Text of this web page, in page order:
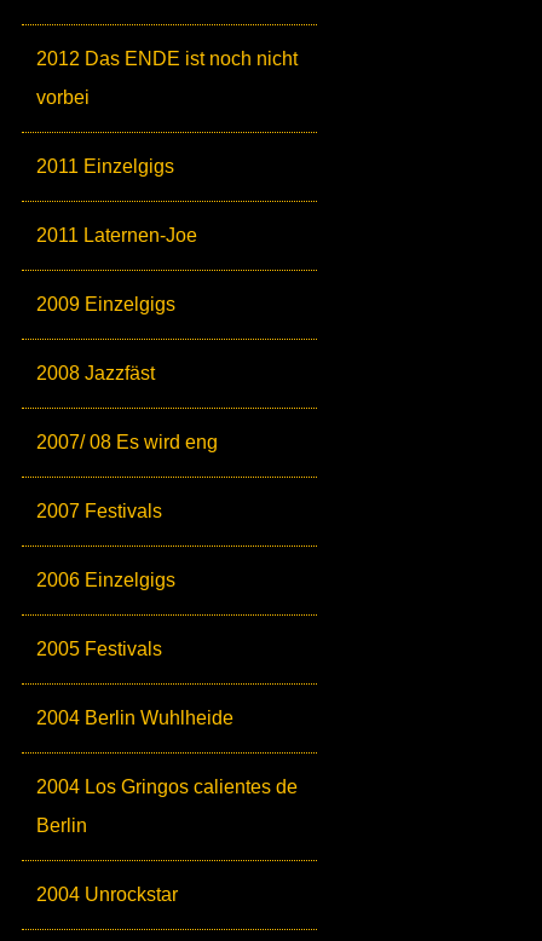
2012 Das ENDE ist noch nicht
vorbei
2011 Einzelgigs
2011 Laternen-Joe
2009 Einzelgigs
2008 Jazzfäst
2007/ 08 Es wird eng
2007 Festivals
2006 Einzelgigs
2005 Festivals
2004 Berlin Wuhlheide
2004 Los Gringos calientes de
Berlin
2004 Unrockstar